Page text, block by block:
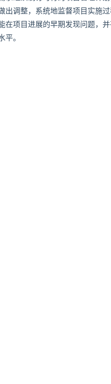
调整，系统地监督项目实施
项目进展的早期发现问题，
平。